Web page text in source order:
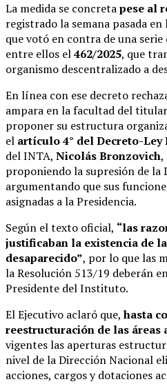
La medida se concretapese al
registrado la semana pasada
que votó en contra de una serie
entre ellos el462/2025, que
organismo descentralizado a
En línea con ese decreto
ampara en la facultad del
proponer su estructura
el artículo 4° del Decreto-Ley
del INTA, Nicolás Bronzovich,
proponiendo la supresión de la
argumentando que sus
asignadas a la Presidencia.
Según el texto oficial, “las
justificaban la existencia de
desaparecido”, por lo que las
la Resolución 513/19 deberán
Presidente del Instituto.
El Ejecutivo aclaró que,hasta
reestructuración de las áreas
vigentes las aperturas
nivel de la Dirección Nacional
acciones, cargos y dotaciones